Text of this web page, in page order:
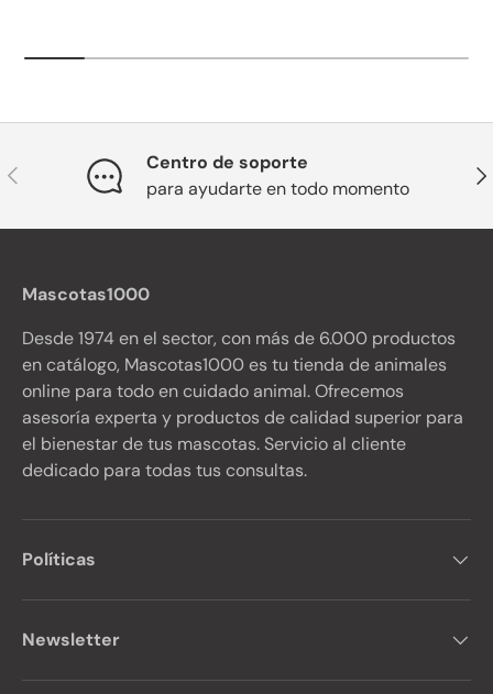
Anterior
Centro de soporte
para ayudarte en todo momento
Mascotas1000
Desde 1974 en el sector, con más de 6.000 productos
en catálogo, Mascotas1000 es tu tienda de animales
online para todo en cuidado animal. Ofrecemos
asesoría experta y productos de calidad superior para
el bienestar de tus mascotas. Servicio al cliente
dedicado para todas tus consultas.
Políticas
Newsletter